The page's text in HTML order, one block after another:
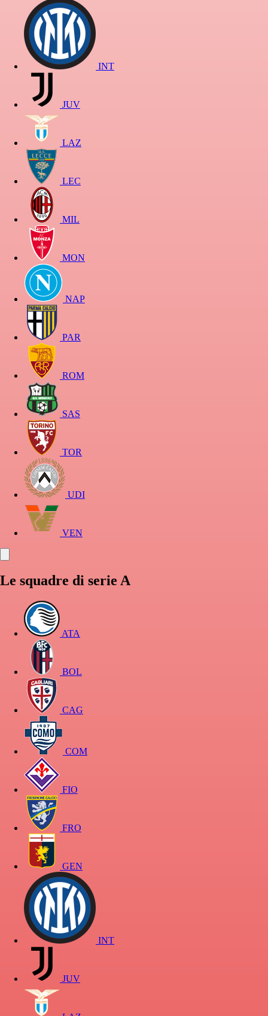
INT
JUV
LAZ
LEC
MIL
MON
NAP
PAR
ROM
SAS
TOR
UDI
VEN
Le squadre di serie A
ATA
BOL
CAG
COM
FIO
FRO
GEN
INT
JUV